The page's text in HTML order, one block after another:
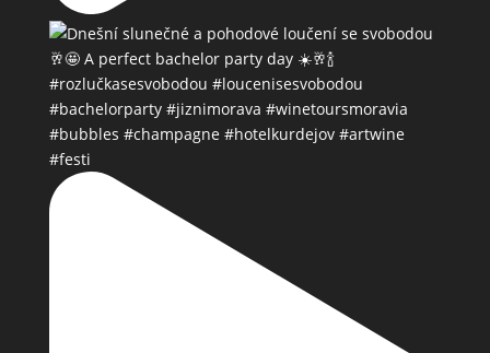
#bubbles #champagne #hotelkurdejov #artwine
#festi